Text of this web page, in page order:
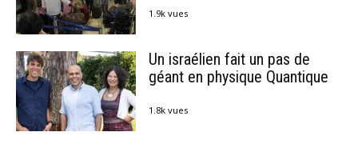
1.9k vues
Un israélien fait un pas de
géant en physique Quantique
1.8k vues